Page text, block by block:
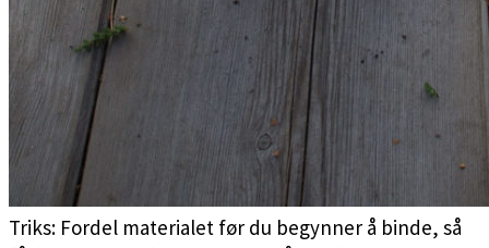
Triks: Fordel materialet før du begynner å binde, så